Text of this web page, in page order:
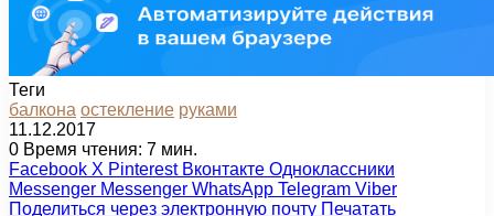
Теги
балкона остекление руками
11.12.2017
0 Время чтения: 7 мин.
Facebook X Pinterest Вконтакте Одноклассники
Messenger Messenger WhatsApp Telegram Viber
Поделиться через электронную почту Печатать